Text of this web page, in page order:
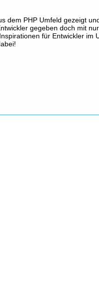
dem PHP Umfeld gezeigt
gegeben doch mit
für Entwickler im